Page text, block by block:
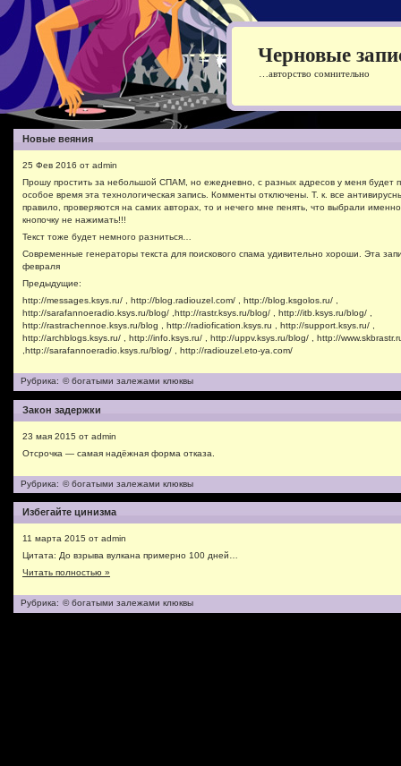
Черновые
…авторство сомнительно
Новые веяния
25 Фев 2016 от admin
Прошу простить за небольшой СПАМ, но ежедневно, с разных адресов у меня будет
особое время эта технологическая запись. Комменты отключены. Т. к. все
правило, проверяются на самих авторах, то и нечего мне пенять, что выбрали
кнопочку не нажимать!!!
Текст тоже будет немного разниться…
Современные генераторы текста для поискового спама удивительно хороши. Эта
февраля
Предыдущие:
http://messages.ksys.ru/ , http://blog.radiouzel.com/ , http://blog.ksgolos.ru/ ,
http://sarafannoeradio.ksys.ru/blog/ ,http://rastr.ksys.ru/blog/ , http://itb.ksys.ru/blog/ ,
http://rastrachennoe.ksys.ru/blog , http://radiofication.ksys.ru , http://support.ksys.ru/ ,
http://archblogs.ksys.ru/ , http://info.ksys.ru/ , http://uppv.ksys.ru/blog/ , http://
,http://sarafannoeradio.ksys.ru/blog/ , http://radiouzel.eto-ya.com/
Рубрика: © богатыми залежами клюквы
Закон задержки
23 мая 2015 от admin
Отсрочка — самая надёжная форма отказа.
Рубрика: © богатыми залежами клюквы
Избегайте цинизма
11 марта 2015 от admin
Цитата: До взрыва вулкана примерно 100 дней…
Читать полностью »
Рубрика: © богатыми залежами клюквы